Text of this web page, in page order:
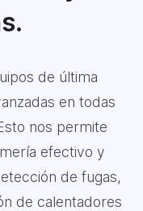
de última
en todas
nos permite
efectivo y
de fugas,
de calentadores